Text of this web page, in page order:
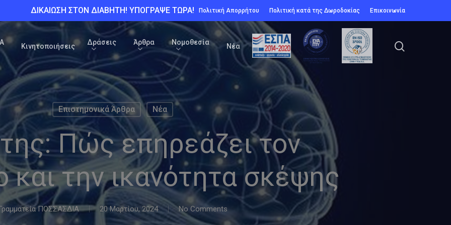
ΔΙΚΑΙΩΣΗ ΣΤΟΝ ΔΙΑΒΗΤΗ! ΥΠΟΓΡΑΨΕ ΤΩΡΑ! Πολιτική Απορρήτου Πολιτική κατά της Δωροδοκίας Επικοινωνία
Κινητοποιήσεις
Δράσεις Άρθρα Νομοθεσία
Νέα
Επιστημονικά Άρθρα Νέα
Πώς επηρεάζει τον
και την ικανότητα σκέψης
ΠΟΣΣΑΣΔΙΑ 20 Μαρτίου, 2024 No Comments